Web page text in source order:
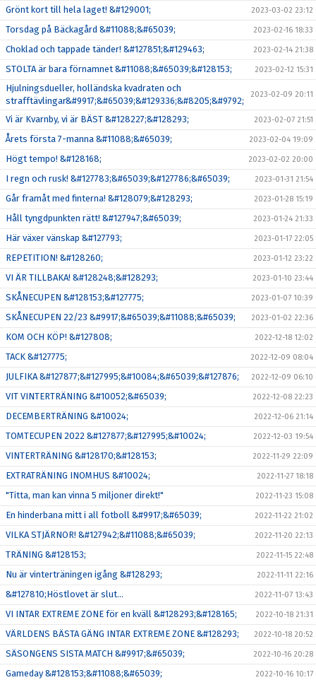
Grönt kort till hela laget! &#129001; 2023-03-02 23:12
Torsdag på Bäckagård &#11088;&#65039; 2023-02-16 18:33
Choklad och tappade tänder! &#127851;&#129463; 2023-02-14 21:38
STOLTA är bara förnamnet &#11088;&#65039;&#128153; 2023-02-12 15:31
Hjulningsdueller, holländska kvadraten och
strafftävlingar&#9917;&#65039;&#129336;&#8205;&#9792;
2023-02-09 20:11
Vi är Kvarnby, vi är BÄST &#128227;&#128293; 2023-02-07 21:51
Årets första 7-manna &#11088;&#65039; 2023-02-04 19:09
Högt tempo! &#128168; 2023-02-02 20:00
I regn och rusk! &#127783;&#65039;&#127786;&#65039; 2023-01-31 21:54
Går framåt med finterna! &#128079;&#128293; 2023-01-28 15:19
Håll tyngdpunkten rätt! &#127947;&#65039; 2023-01-24 21:33
Här växer vänskap &#127793; 2023-01-17 22:05
REPETITION! &#128260; 2023-01-12 23:22
VI ÄR TILLBAKA! &#128248;&#128293; 2023-01-10 23:44
SKÅNECUPEN &#128153;&#127775; 2023-01-07 10:39
SKÅNECUPEN 22/23 &#9917;&#65039;&#11088;&#65039; 2023-01-02 22:36
KOM OCH KÖP! &#127808; 2022-12-18 12:02
TACK &#127775; 2022-12-09 08:04
JULFIKA &#127877;&#127995;&#10084;&#65039;&#127876; 2022-12-09 06:10
VIT VINTERTRÄNING &#10052;&#65039; 2022-12-08 22:23
DECEMBERTRÄNING &#10024; 2022-12-06 21:14
TOMTECUPEN 2022 &#127877;&#127995;&#10024; 2022-12-03 19:54
VINTERTRÄNING &#128170;&#128153; 2022-11-29 22:09
EXTRATRÄNING INOMHUS &#10024; 2022-11-27 18:18
"Titta, man kan vinna 5 miljoner direkt!" 2022-11-23 15:08
En hinderbana mitt i all fotboll &#9917;&#65039; 2022-11-22 21:02
VILKA STJÄRNOR! &#127942;&#11088;&#65039; 2022-11-20 22:13
TRÄNING &#128153; 2022-11-15 22:48
Nu är vinterträningen igång &#128293; 2022-11-11 22:16
&#127810;Höstlovet är slut... 2022-11-07 13:43
VI INTAR EXTREME ZONE för en kväll &#128293;&#128165; 2022-10-18 21:31
VÄRLDENS BÄSTA GÄNG INTAR EXTREME ZONE &#128293; 2022-10-18 20:52
SÄSONGENS SISTA MATCH &#9917;&#65039; 2022-10-16 20:28
Gameday &#128153;&#11088;&#65039; 2022-10-16 10:17